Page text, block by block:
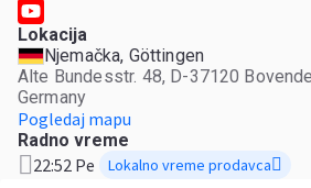
Lokacija
Njemačka, Göttingen
Alte Bundesstr. 48, D-37120
Germany
Pogledaj mapu
Radno vreme
22:52 Pe Lokalno vreme prodavca